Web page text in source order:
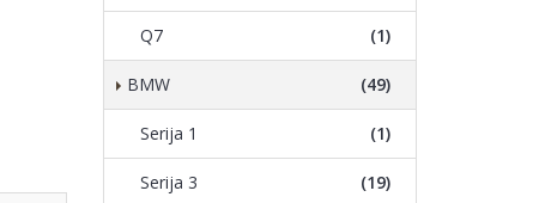
Q7 (1)
BMW (49)
Serija 1 (1)
Serija 3 (19)